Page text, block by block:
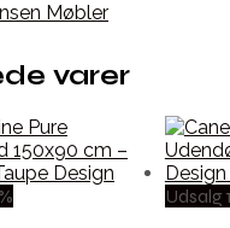
Møbler
varer
Udsalg